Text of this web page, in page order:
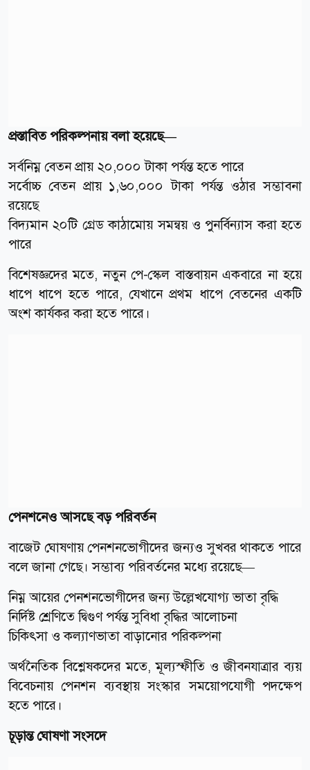
প্রস্তাবিত পরিকল্পনায় বলা হয়েছে—
সর্বনিম্ন বেতন প্রায় ২০,০০০ টাকা পর্যন্ত হতে পারে
সর্বোচ্চ বেতন প্রায় ১,৬০,০০০ টাকা পর্যন্ত ওঠার সম্ভাবনা
রয়েছে
বিদ্যমান ২০টি গ্রেড কাঠামোয় সমন্বয় ও পুনর্বিন্যাস করা হতে
পারে
বিশেষজ্ঞদের মতে, নতুন পে-স্কেল বাস্তবায়ন একবারে না হয়ে
ধাপে ধাপে হতে পারে, যেখানে প্রথম ধাপে বেতনের একটি
অংশ কার্যকর করা হতে পারে।
পেনশনেও আসছে বড় পরিবর্তন
বাজেট ঘোষণায় পেনশনভোগীদের জন্যও সুখবর থাকতে পারে
বলে জানা গেছে। সম্ভাব্য পরিবর্তনের মধ্যে রয়েছে—
নিম্ন আয়ের পেনশনভোগীদের জন্য উল্লেখযোগ্য ভাতা বৃদ্ধি
নির্দিষ্ট শ্রেণিতে দ্বিগুণ পর্যন্ত সুবিধা বৃদ্ধির আলোচনা
চিকিৎসা ও কল্যাণভাতা বাড়ানোর পরিকল্পনা
অর্থনৈতিক বিশ্লেষকদের মতে, মূল্যস্ফীতি ও জীবনযাত্রার ব্যয়
বিবেচনায় পেনশন ব্যবস্থায় সংস্কার সময়োপযোগী পদক্ষেপ
হতে পারে।
চূড়ান্ত ঘোষণা সংসদে